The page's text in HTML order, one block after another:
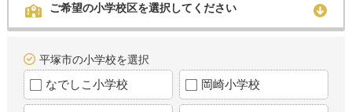
ご希望の小学校区を選択してください
平塚市の小学校を選択
なでしこ小学校 岡崎小学校